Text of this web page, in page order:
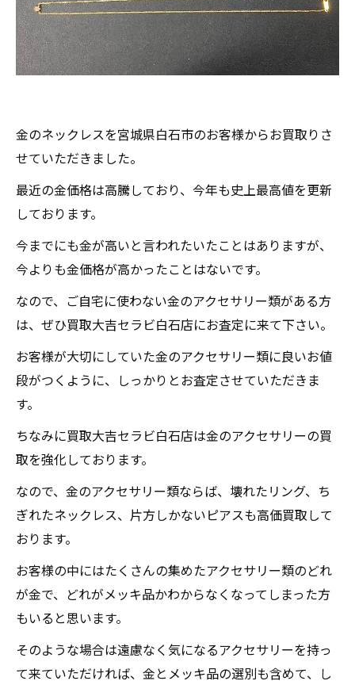
金のネックレスを宮城県白石市のお客様からお買取りさ
せていただきました。
最近の金価格は高騰しており、今年も史上最高値を更新
しております。
今までにも金が高いと言われたいたことはありますが、
今よりも金価格が高かったことはないです。
なので、ご自宅に使わない金のアクセサリー類がある方
は、ぜひ買取大吉セラビ白石店にお査定に来て下さい。
お客様が大切にしていた金のアクセサリー類に良いお値
段がつくように、しっかりとお査定させていただきま
す。
ちなみに買取大吉セラビ白石店は金のアクセサリーの買
取を強化しております。
なので、金のアクセサリー類ならば、壊れたリング、ち
ぎれたネックレス、片方しかないピアスも高価買取して
おります。
お客様の中にはたくさんの集めたアクセサリー類のどれ
が金で、どれがメッキ品かわからなくなってしまった方
もいると思います。
そのような場合は遠慮なく気になるアクセサリーを持っ
て来ていただければ、金とメッキ品の選別も含めて、し